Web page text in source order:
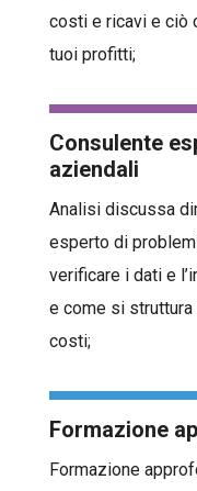
costi e ricavi e ciò
tuoi profitti;
Consulente
aziendali
Analisi discussa
esperto di
verificare i dati e
e come si
costi;
Formazione
Formazione